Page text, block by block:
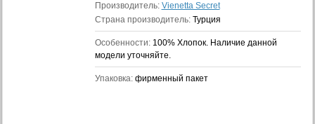
Производитель: Vienetta Secret
Страна производитель: Турция
Особенности: 100% Хлопок. Наличие данной
модели уточняйте.
Упаковка: фирменный пакет